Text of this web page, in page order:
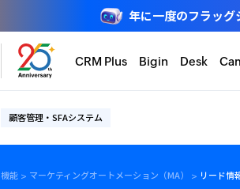
年に一度のフラッ
CRM Plus Bigin Desk
顧客管理・SFAシステム
機能 マーケティングオートメーション（MA） リード情